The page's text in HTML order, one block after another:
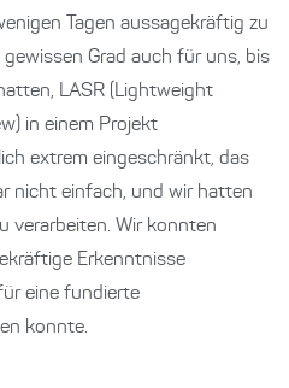
Tagen aussagekräftig zu
Grad auch für uns, bis
LASR (Lightweight
in einem Projekt
extrem eingeschränkt, das
nicht einfach, und wir hatten
verarbeiten. Wir konnten
Erkenntnisse
eine fundierte
konnte.